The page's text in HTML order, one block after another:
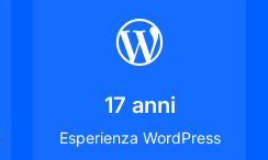
17 anni
Esperienza WordPress